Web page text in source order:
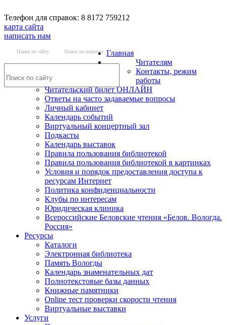
Телефон для справок: 8 8172 759212
карта сайта
написать нам
Поиск по сайту Поиск по каталогу Главная
Читателям
Контакты, режим
работы
Читательский билет ОНЛАЙН
Ответы на часто задаваемые вопросы
Личный кабинет
Календарь событий
Виртуальный концертный зал
Подкасты
Календарь выставок
Правила пользования библиотекой
Правила пользования библиотекой в картинках
Условия и порядок предоставления доступа к
ресурсам Интернет
Политика конфиденциальности
Клубы по интересам
Юридическая клиника
Всероссийские Беловские чтения «Белов. Вологда.
Россия»
Ресурсы
Каталоги
Электронная библиотека
Память Вологды
Календарь знаменательных дат
Полнотекстовые базы данных
Книжные памятники
Online тест проверки скорости чтения
Виртуальные выставки
Услуги